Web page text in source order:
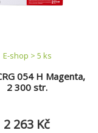
054 H Magenta,
2 300 str.
E-shop > 5 ks
2 263 Kč